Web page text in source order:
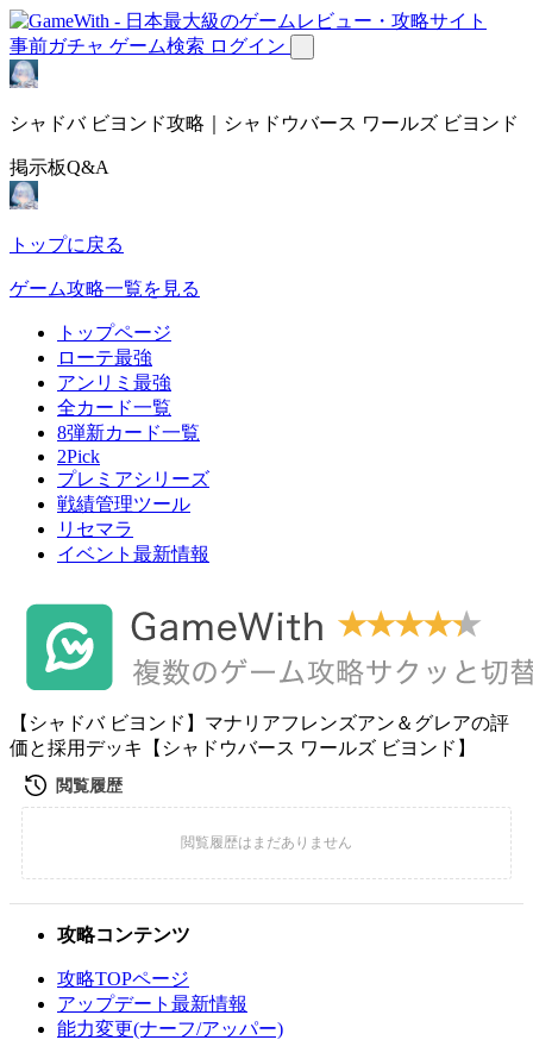
事前ガチャ ゲーム検索 ログイン
シャドバ ビヨンド攻略｜シャドウバース ワールズ ビヨンド
掲示板Q&A
トップに戻る
ゲーム攻略一覧を見る
トップページ
ローテ最強
アンリミ最強
全カード一覧
8弾新カード一覧
2Pick
プレミアシリーズ
戦績管理ツール
リセマラ
イベント最新情報
【シャドバ ビヨンド】マナリアフレンズアン＆グレアの評
価と採用デッキ【シャドウバース ワールズ ビヨンド】
攻略コンテンツ
攻略TOPページ
アップデート最新情報
能力変更(ナーフ/アッパー)